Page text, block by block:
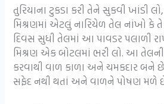
તુરિયાના ટુકડા કરી તેને સુકવી ખાંડી
મિશ્રણમાં એટલું નારિયેળ તેલ નાંખો કે
દિવસ સુધી તેલમાં આ પાવડર પલાળી
મિશ્રણ એક બોટલમાં ભરી લો. આ તેલની
કરવાથી વાળ કાળા અને ચમકદાર
સફેદ નથી થતાં અને વાળને પોષણ મળે